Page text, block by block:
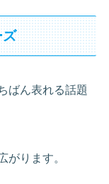
ばん表れる話題
がります。